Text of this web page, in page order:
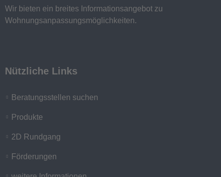
Wir bieten ein breites Informationsangebot zu
Wohnungsanpassungsmöglichkeiten.
Nützliche Links
Beratungsstellen suchen
Produkte
2D Rundgang
Förderungen